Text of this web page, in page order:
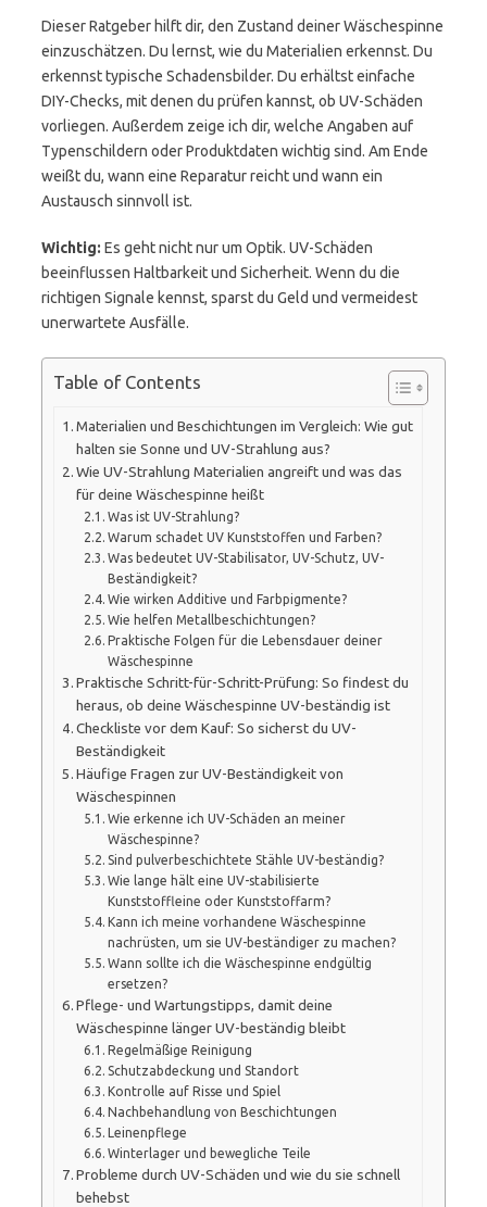
Dieser Ratgeber hilft dir, den Zustand deiner Wäschespinne
einzuschätzen. Du lernst, wie du Materialien erkennst. Du
erkennst typische Schadensbilder. Du erhältst einfache
DIY-Checks, mit denen du prüfen kannst, ob UV-Schäden
vorliegen. Außerdem zeige ich dir, welche Angaben auf
Typenschildern oder Produktdaten wichtig sind. Am Ende
weißt du, wann eine Reparatur reicht und wann ein
Austausch sinnvoll ist.
Wichtig: Es geht nicht nur um Optik. UV-Schäden
beeinflussen Haltbarkeit und Sicherheit. Wenn du die
richtigen Signale kennst, sparst du Geld und vermeidest
unerwartete Ausfälle.
Table of Contents
Materialien und Beschichtungen im Vergleich: Wie gut
halten sie Sonne und UV-Strahlung aus?
Wie UV-Strahlung Materialien angreift und was das
für deine Wäschespinne heißt
Was ist UV-Strahlung?
Warum schadet UV Kunststoffen und Farben?
Was bedeutet UV-Stabilisator, UV-Schutz, UV-
Beständigkeit?
Wie wirken Additive und Farbpigmente?
Wie helfen Metallbeschichtungen?
Praktische Folgen für die Lebensdauer deiner
Wäschespinne
Praktische Schritt-für-Schritt-Prüfung: So findest du
heraus, ob deine Wäschespinne UV-beständig ist
Checkliste vor dem Kauf: So sicherst du UV-
Beständigkeit
Häufige Fragen zur UV-Beständigkeit von
Wäschespinnen
Wie erkenne ich UV-Schäden an meiner
Wäschespinne?
Sind pulverbeschichtete Stähle UV-beständig?
Wie lange hält eine UV-stabilisierte
Kunststoffleine oder Kunststoffarm?
Kann ich meine vorhandene Wäschespinne
nachrüsten, um sie UV-beständiger zu machen?
Wann sollte ich die Wäschespinne endgültig
ersetzen?
Pflege- und Wartungstipps, damit deine
Wäschespinne länger UV-beständig bleibt
Regelmäßige Reinigung
Schutzabdeckung und Standort
Kontrolle auf Risse und Spiel
Nachbehandlung von Beschichtungen
Leinenpflege
Winterlager und bewegliche Teile
Probleme durch UV-Schäden und wie du sie schnell
behebst